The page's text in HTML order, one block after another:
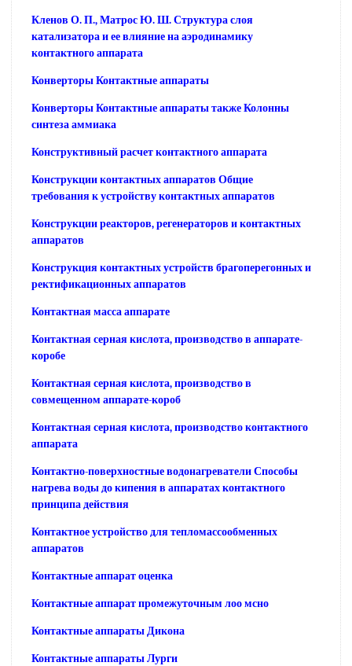
Кленов О. П., Матрос Ю. Ш. Структура слоя
катализатора и ее влияние на аэродинамику
контактного аппарата
Конверторы Контактные аппараты
Конверторы Контактные аппараты также Колонны
синтеза аммиака
Конструктивный расчет контактного аппарата
Конструкции контактных аппаратов Общие
требования к устройству контактных аппаратов
Конструкции реакторов, регенераторов и контактных
аппаратов
Конструкция контактных устройств брагоперегонных и
ректификационных аппаратов
Контактная масса аппарате
Контактная серная кислота, производство в аппарате-
коробе
Контактная серная кислота, производство в
совмещенном аппарате-короб
Контактная серная кислота, производство контактного
аппарата
Контактно-поверхностные водонагреватели Способы
нагрева воды до кипения в аппаратах контактного
принципа действия
Контактное устройство для тепломассообменных
аппаратов
Контактные аппарат оценка
Контактные аппарат промежуточным лоо мсно
Контактные аппараты Дикона
Контактные аппараты Лурги